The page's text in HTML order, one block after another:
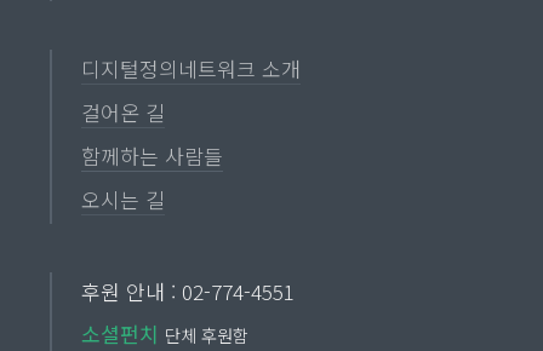
디지털정의네트워크 소개
걸어온 길
함께하는 사람들
오시는 길
후원 안내 : 02-774-4551
소셜펀치 단체 후원함